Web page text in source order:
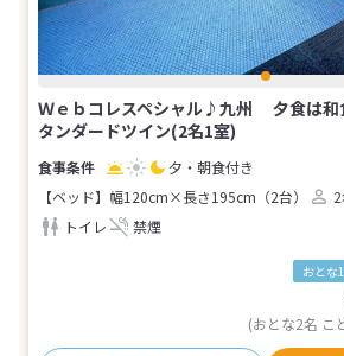
Ｗｅｂコレスペシャル♪九州 夕食は和
タンダードツイン(2名1室)
夕・朝食付き
【ベッド】幅120cm×長さ195cm（2台）
トイレ
禁煙
おとな
(おとな2名 こ